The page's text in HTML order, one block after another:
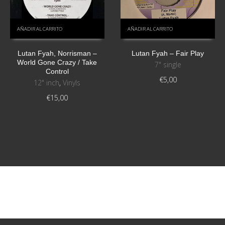
AÑADIR AL CARRITO
Lutan Fyah, Norrisman ‎–
World Gone Crazy / Take
Control
12" inch,Vinyls
€15,00
AÑADIR AL CARRITO
Lutan Fyah – Fair Play
7" single
€5,00